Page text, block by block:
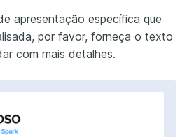
apresentação específica que
por favor, forneça o texto
com mais detalhes.